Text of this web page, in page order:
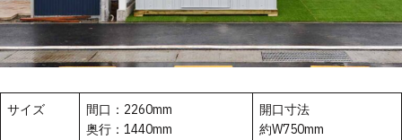
サイズ
間口：2260mm
奥行：1440mm
開口寸法
約W750mm